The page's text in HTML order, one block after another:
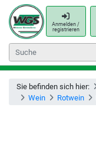
Anmelden /
registrieren
Sie befinden sich hier:
Wein
Rotwein